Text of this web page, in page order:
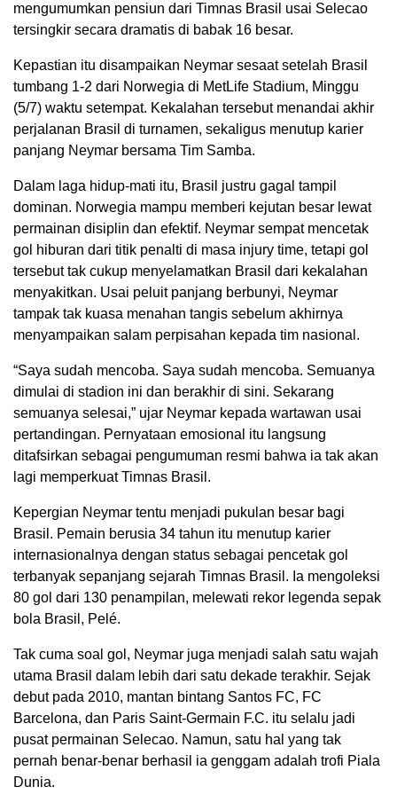
mengumumkan pensiun dari Timnas Brasil usai Selecao
tersingkir secara dramatis di babak 16 besar.
Kepastian itu disampaikan Neymar sesaat setelah Brasil
tumbang 1-2 dari Norwegia di MetLife Stadium, Minggu
(5/7) waktu setempat. Kekalahan tersebut menandai akhir
perjalanan Brasil di turnamen, sekaligus menutup karier
panjang Neymar bersama Tim Samba.
Dalam laga hidup-mati itu, Brasil justru gagal tampil
dominan. Norwegia mampu memberi kejutan besar lewat
permainan disiplin dan efektif. Neymar sempat mencetak
gol hiburan dari titik penalti di masa injury time, tetapi gol
tersebut tak cukup menyelamatkan Brasil dari kekalahan
menyakitkan. Usai peluit panjang berbunyi, Neymar
tampak tak kuasa menahan tangis sebelum akhirnya
menyampaikan salam perpisahan kepada tim nasional.
“Saya sudah mencoba. Saya sudah mencoba. Semuanya
dimulai di stadion ini dan berakhir di sini. Sekarang
semuanya selesai,” ujar Neymar kepada wartawan usai
pertandingan. Pernyataan emosional itu langsung
ditafsirkan sebagai pengumuman resmi bahwa ia tak akan
lagi memperkuat Timnas Brasil.
Kepergian Neymar tentu menjadi pukulan besar bagi
Brasil. Pemain berusia 34 tahun itu menutup karier
internasionalnya dengan status sebagai pencetak gol
terbanyak sepanjang sejarah Timnas Brasil. Ia mengoleksi
80 gol dari 130 penampilan, melewati rekor legenda sepak
bola Brasil, Pelé.
Tak cuma soal gol, Neymar juga menjadi salah satu wajah
utama Brasil dalam lebih dari satu dekade terakhir. Sejak
debut pada 2010, mantan bintang Santos FC, FC
Barcelona, dan Paris Saint-Germain F.C. itu selalu jadi
pusat permainan Selecao. Namun, satu hal yang tak
pernah benar-benar berhasil ia genggam adalah trofi Piala
Dunia.